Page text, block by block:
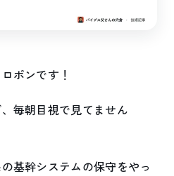
ポンです！
毎朝目視で見てません
基幹システムの保守をやっ